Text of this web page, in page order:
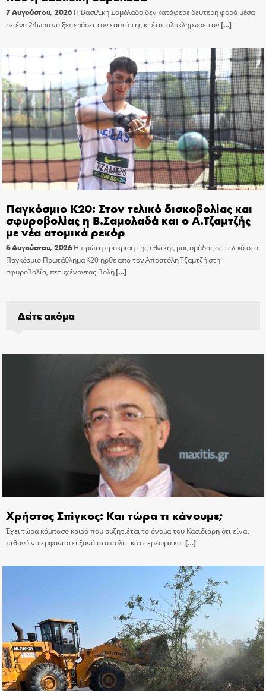
7 Αυγούστου, 2026 Η Βασιλική Σαμόλαδα δεν κατάφερε δεύτερη φορά μέσα
σε ένα 24ωρο να ξεπεράσει τον εαυτό της κι έτσι ολοκλήρωσε τον[…]
Παγκόσμιο Κ20: Στον τελικό δισκοβολίας και
σφυροβολίας η Β.Σαμολαδά και ο Α.Τζαμτζής
με νέα ατομικά ρεκόρ
6 Αυγούστου, 2026 Η πρώτη πρόκριση της εθνικής μας ομάδας σε τελικό στο
Παγκόσμιο Πρωτάθλημα Κ20 ήρθε από τον Αποστόλη Τζαμτζή στη
σφυροβολία, πετυχένοντας βολή[…]
Δείτε ακόμα
Χρήστος Σπίγκος: Και τώρα τι κάνουμε;
Έχει τώρα κάμποσο καιρό που συζητιέται το όνομα του Κασιδιάρη ότι είναι
πιθανό να εμφανιστεί ξανά στο πολιτικό στερέωμα και[…]